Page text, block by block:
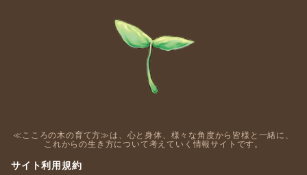
≪こころの木の育て方≫は、心と身体、様々な角度から皆様と一緒に、
これからの生き方について考えていく情報サイトです。
サイト利用規約